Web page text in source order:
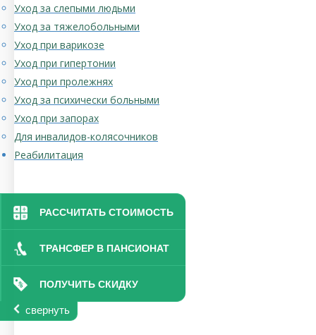
РАССЧИТАТЬ СТОИМОСТЬ
ТРАНСФЕР В ПАНСИОНАТ
ПОЛУЧИТЬ СКИДКУ
свернуть
Уход за слепыми людьми
Уход за тяжелобольными
Уход при варикозе
Уход при гипертонии
Уход при пролежнях
Уход за психически больными
Уход при запорах
Для инвалидов-колясочников
Реабилитация